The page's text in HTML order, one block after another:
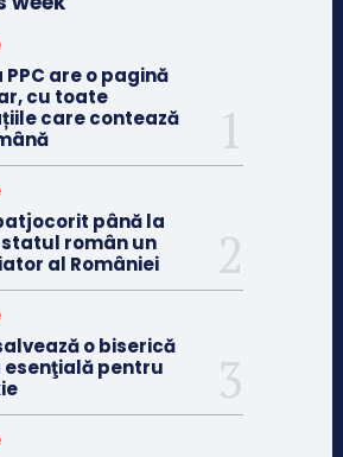
are o pagină
cu toate
care contează
până la
român un
al României
o biserică
esenţială pentru